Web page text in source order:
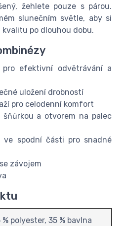
žehlete pouze s párou.
slunečním světle, aby si
po dlouhou dobu.
efektivní odvětrávání a
uložení drobností
pro celodenní komfort
a otvorem na palec
ve spodní části pro snadné
závojem
% polyester, 35 % bavlna